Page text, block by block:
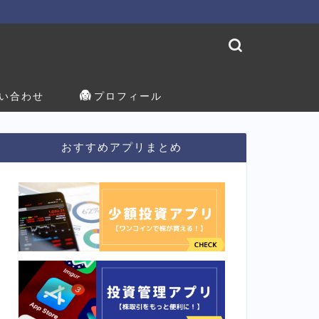
合わせ プロフィール
おすすめアプリまとめ